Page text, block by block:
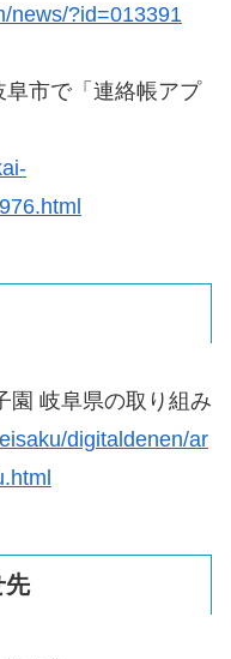
news/?id=013391
市で「連絡帳アプ
園 岐阜県の取り組み
digitaldenen/ar
先